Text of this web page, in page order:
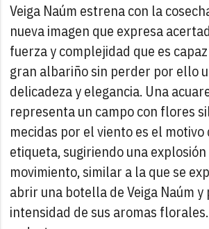
Veiga Naúm estrena con la
nueva imagen que expresa
fuerza y complejidad que es
gran albariño sin perder por ello
delicadeza y elegancia. Una
representa un campo con flores
mecidas por el viento es el
etiqueta, sugiriendo una explosión
movimiento, similar a la que se
abrir una botella de Veiga Naúm
intensidad de sus aromas